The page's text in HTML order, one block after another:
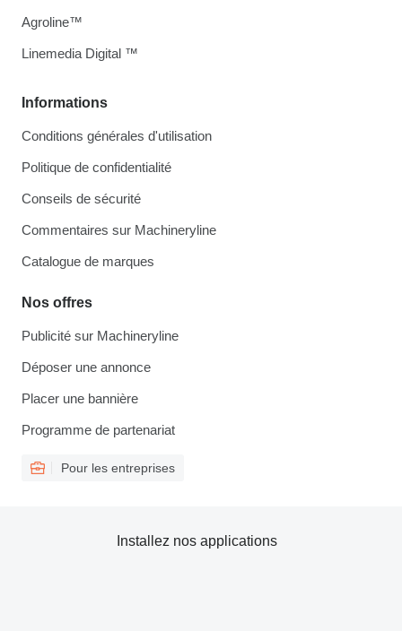
Informations
Conditions générales d'utilisation
Politique de confidentialité
Conseils de sécurité
Commentaires sur Machineryline
Catalogue de marques
Nos offres
Publicité sur Machineryline
Déposer une annonce
Placer une bannière
Programme de partenariat
Pour les entreprises
Agroline™
Linemedia Digital ™
Installez nos applications